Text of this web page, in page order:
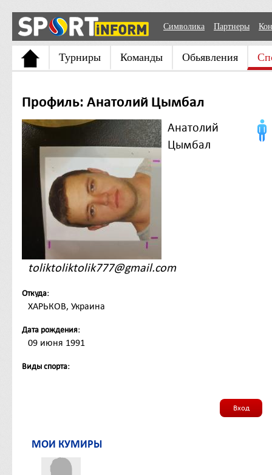
Символика Партнеры
Турниры Команды Обьявления
Профиль: Анатолий Цымбал
Анатолий
Цымбал
toliktoliktolik777@gmail.com
Откуда:
ХАРЬКОВ, Украина
Дата рождения:
09 июня 1991
Виды спорта:
Вход
МОИ КУМИРЫ